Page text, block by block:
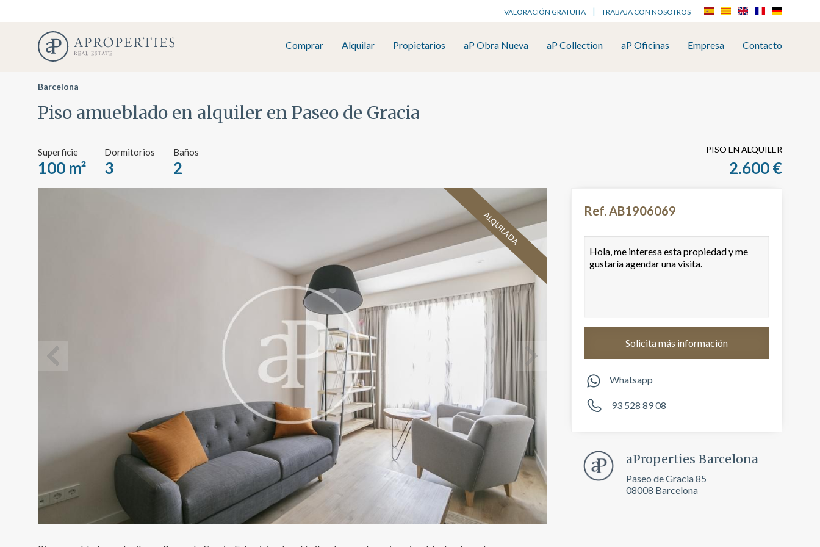
VALORACIÓN GRATUITA TRABAJA CON NOSOTROS
Comprar Alquilar Propietarios aP Obra Nueva aP Collection aP Oficinas Empresa Contacto
Barcelona
Piso amueblado en alquiler en Paseo de Gracia
Superficie
100 m²
Dormitorios
3
Baños
2
PISO EN ALQUILER
2.600 €
ALQUILADA Ref. AB1906069
Whatsapp
93 528 89 08
aProperties Barcelona
Paseo de Gracia 85
08008 Barcelona
Modificar cookies
Técnicas y funcionales
Siempre activas
Este sitio web utiliza Cookies propias para recopilar información con la finalidad de
mejorar nuestros servicios. Si continua navegando, supone la aceptación de la
instalación de las mismas. El usuario tiene la posibilidad de configurar su navegador
pudiendo, si así lo desea, impedir que sean instaladas en su disco duro, aunque
deberá tener en cuenta que dicha acción podrá ocasionar dificultades de navegación